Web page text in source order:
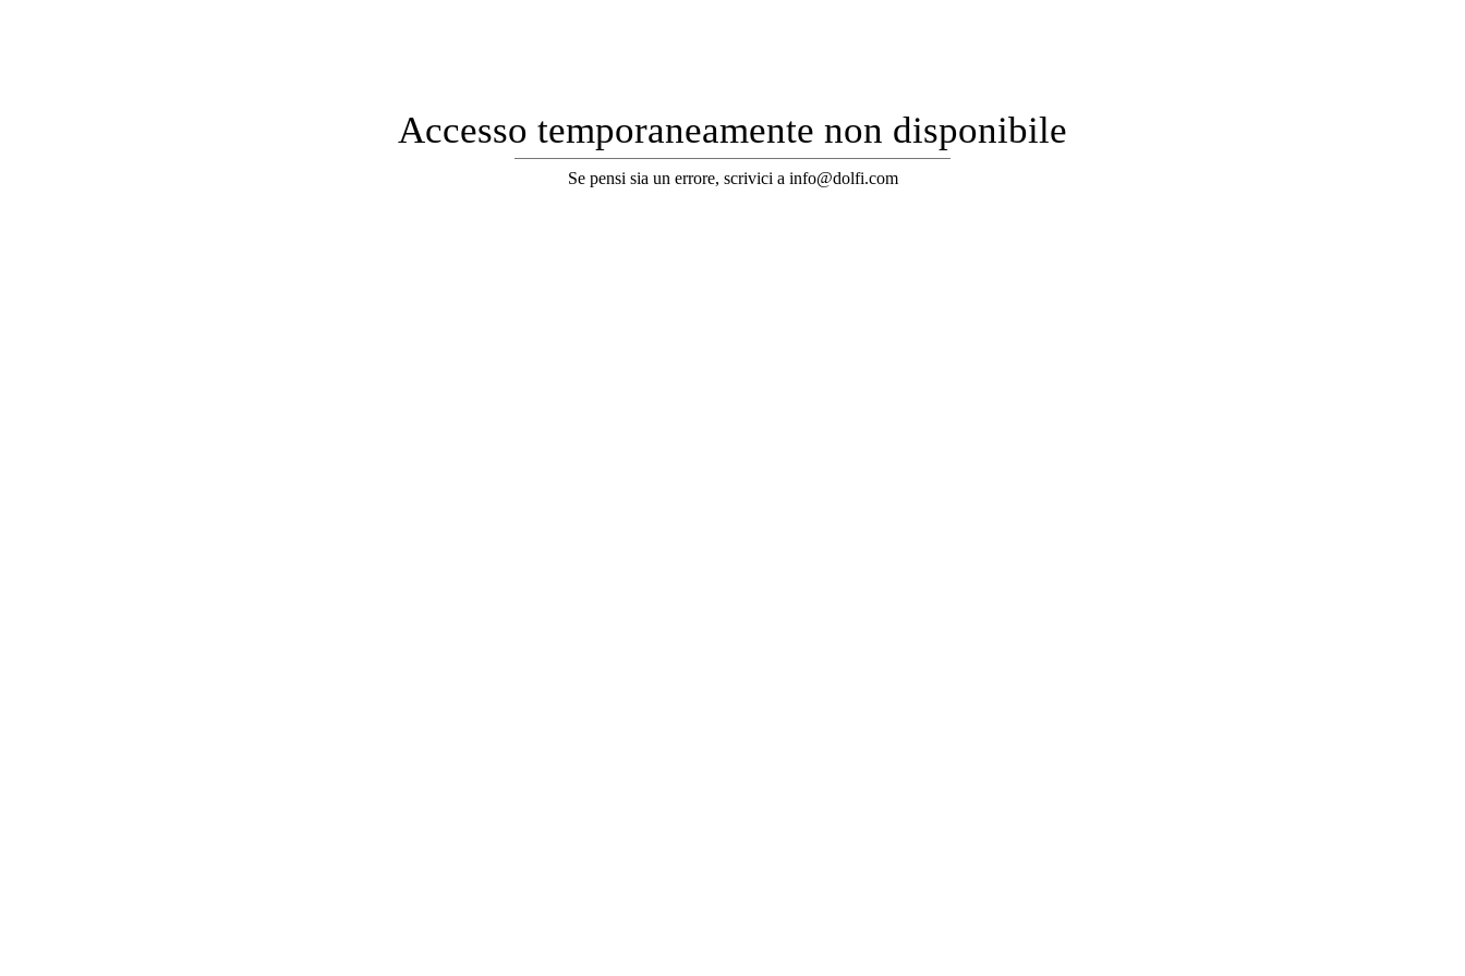
Accesso temporaneamente non disponibile
Se pensi sia un errore, scrivici a info@dolfi.com